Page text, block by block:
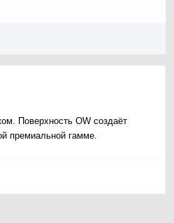
Поверхность OW создаёт
премиальной гамме.